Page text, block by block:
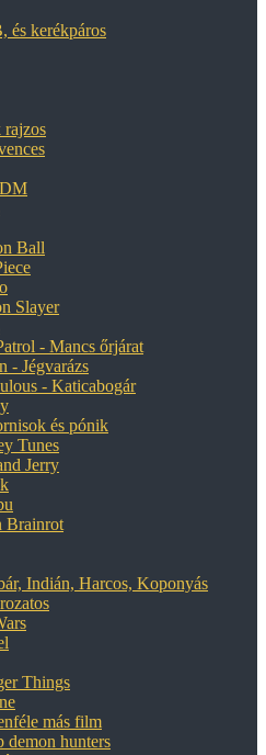
kerékpáros
rajzos
Ball
Slayer
- Mancs őrjárat
- Jégvarázs
- Katicabogár
és pónik
Tunes
Jerry
Brainrot
Indián, Harcos, Koponyás
Things
más film
demon hunters